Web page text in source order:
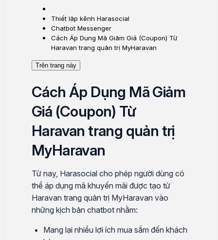
Thiết lập kênh Harasocial
Chatbot Messenger
Cách Áp Dụng Mã Giảm Giá (Coupon) Từ
Haravan trang quản trị MyHaravan
Trên trang này
Cách Áp Dụng Mã Giảm
Giá (Coupon) Từ
Haravan trang quản trị
MyHaravan
Từ nay, Harasocial cho phép người dùng có
thể áp dụng mã khuyến mãi được tạo từ
Haravan trang quản trị MyHaravan vào
những kịch bản chatbot nhằm:
Mang lại nhiều lợi ích mua sắm đến khách